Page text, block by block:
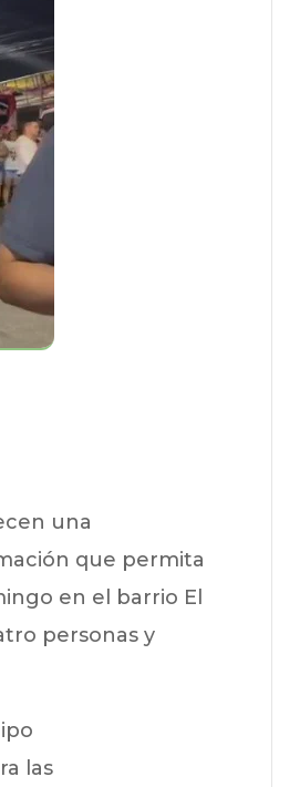
una
que permita
en el barrio El
personas y
las